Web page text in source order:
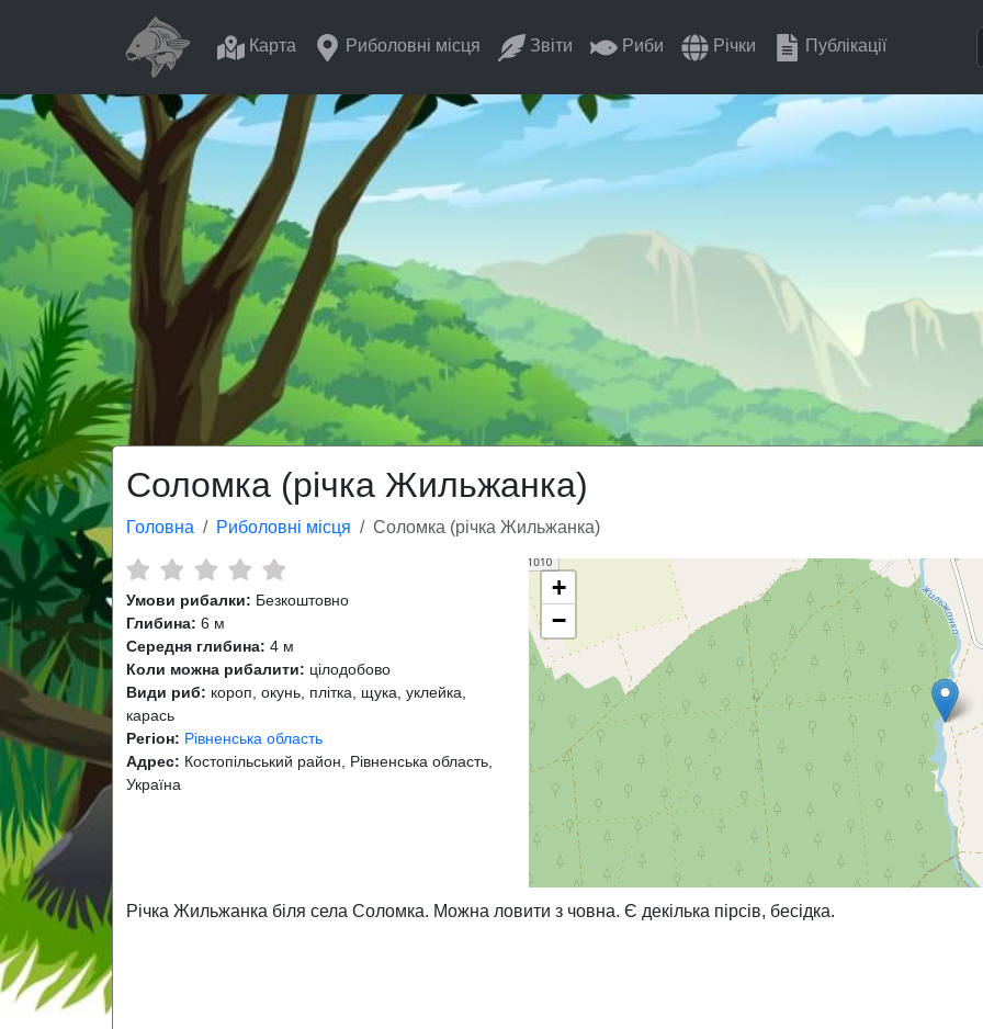
Карта Риболовні місця Звіти Риби Річки Публікації
Соломка (річка Жильжанка)
Головна Риболовні місця Соломка (річка Жильжанка)
Умови рибалки: Безкоштовно
Глибина: 6 м
Середня глибина: 4 м
Коли можна рибалити: цілодобово
Види риб: короп, окунь, плітка, щука, уклейка,
карась
Регіон: Рівненська область
Адрес: Костопільський район, Рівненська область,
Україна
+
−
Річка Жильжанка біля села Соломка. Можна ловити з човна. Є декілька пірсів, бесідка.